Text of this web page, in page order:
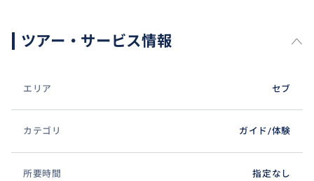
ツアー・サービス情報
エリア セブ
カテゴリ ガイド/体験
所要時間 指定なし